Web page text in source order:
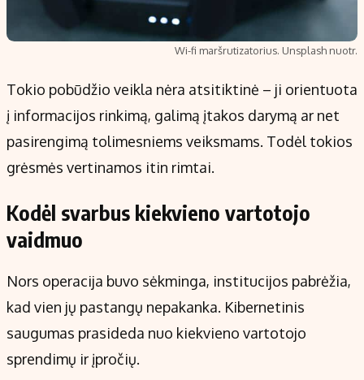
Wi-fi maršrutizatorius. Unsplash nuotr.
Tokio pobūdžio veikla nėra atsitiktinė – ji orientuota
į informacijos rinkimą, galimą įtakos darymą ar net
pasirengimą tolimesniems veiksmams. Todėl tokios
grėsmės vertinamos itin rimtai.
Kodėl svarbus kiekvieno vartotojo
vaidmuo
Nors operacija buvo sėkminga, institucijos pabrėžia,
kad vien jų pastangų nepakanka. Kibernetinis
saugumas prasideda nuo kiekvieno vartotojo
sprendimų ir įpročių.